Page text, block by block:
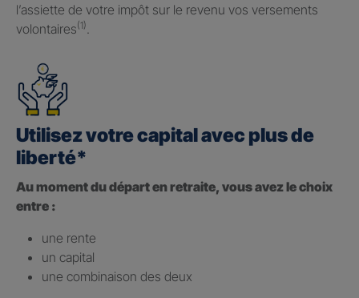
l’assiette de votre impôt sur le revenu vos versements
volontaires(1).
Utilisez votre capital avec plus de
liberté*
Au moment du départ en retraite, vous avez le choix
entre :
une rente
un capital
une combinaison des deux